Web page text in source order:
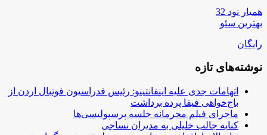
همیار نود 32
بهترین سئو
رایگان
نوشته‌های تازه
اتهامات جدی علیه اینفانتینو: رئیس فدراسیون فوتبال اردن از
باج‌خواهی فیفا پرده برداشت
ماجرای فیلم محرمانه جلسه پرسپولیسی‌ها
کنایه جالب خلیلی به مدیران نساجی